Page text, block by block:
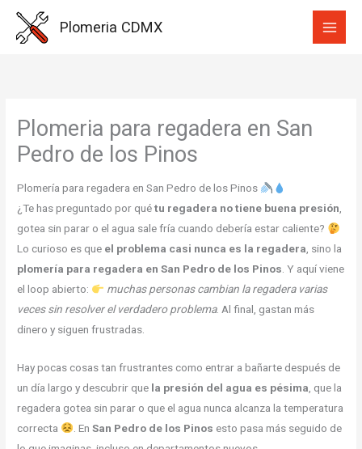
Plomeria CDMX
Plomeria para regadera en San
Pedro de los Pinos
Plomería para regadera en San Pedro de los Pinos
¿Te has preguntado por quétu regadera no tiene buena presión,
gotea sin parar o el agua sale fría cuando debería estar caliente?
Lo curioso es que el problema casi nunca es la regadera, sino la
plomería para regadera en San Pedro de los Pinos. Y aquí viene
el loop abierto:
muchas personas cambian la regadera varias
veces sin resolver el verdadero problema. Al final, gastan más
dinero y siguen frustradas.
Hay pocas cosas tan frustrantes como entrar a bañarte después de
un día largo y descubrir que la presión del agua es pésima , que la
regadera gotea sin parar o que el agua nunca alcanza la temperatura
correcta
. En San Pedro de los Pinos esto pasa más seguido de